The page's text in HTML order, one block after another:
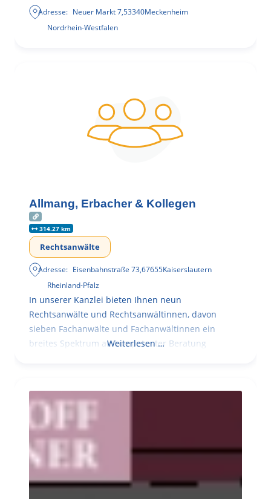
Adresse: Neuer Markt 7,53340Meckenheim
Nordrhein-Westfalen
Allmang, Erbacher & Kollegen
314.27 km
Rechtsanwälte
Adresse: Eisenbahnstraße 73,67655Kaiserslautern
Rheinland-Pfalz
In unserer Kanzlei bieten Ihnen neun
Rechtsanwälte und Rechtsanwältinnen, davon
sieben Fachanwälte und Fachanwältinnen ein
breites Spektrum an kompetenter Beratung
Weiterlesen …